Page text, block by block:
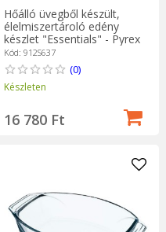
Hőálló üvegből készült,
élelmiszertároló edény
készlet "Essentials" - Pyrex
Kód: 912S637
(0)
Készleten
16 780 Ft